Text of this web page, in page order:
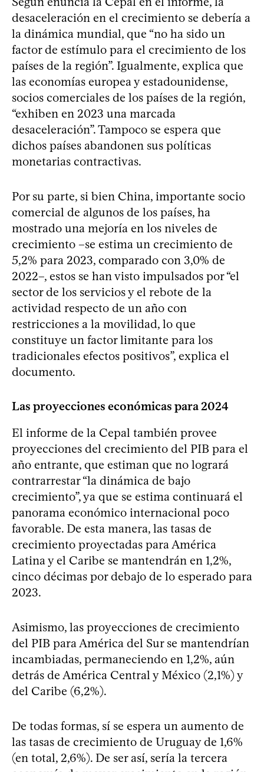
desaceleración en el crecimiento se debería a
la dinámica mundial, que “no ha sido un
factor de estímulo para el crecimiento de los
países de la región”. Igualmente, explica que
las economías europea y estadounidense,
socios comerciales de los países de la región,
“exhiben en 2023 una marcada
desaceleración”. Tampoco se espera que
dichos países abandonen sus políticas
monetarias contractivas.
Por su parte, si bien China, importante socio
comercial de algunos de los países, ha
mostrado una mejoría en los niveles de
crecimiento –se estima un crecimiento de
5,2% para 2023, comparado con 3,0% de
2022–, estos se han visto impulsados por “el
sector de los servicios y el rebote de la
actividad respecto de un año con
restricciones a la movilidad, lo que
constituye un factor limitante para los
tradicionales efectos positivos”, explica el
documento.
Las proyecciones económicas para 2024
El informe de la Cepal también provee
proyecciones del crecimiento del PIB para el
año entrante, que estiman que no logrará
contrarrestar “la dinámica de bajo
crecimiento”, ya que se estima continuará el
panorama económico internacional poco
favorable. De esta manera, las tasas de
crecimiento proyectadas para América
Latina y el Caribe se mantendrán en 1,2%,
cinco décimas por debajo de lo esperado para
2023.
Asimismo, las proyecciones de crecimiento
del PIB para América del Sur se mantendrían
incambiadas, permaneciendo en 1,2%, aún
detrás de América Central y México (2,1%) y
del Caribe (6,2%).
De todas formas, sí se espera un aumento de
las tasas de crecimiento de Uruguay de 1,6%
(en total, 2,6%). De ser así, sería la tercera